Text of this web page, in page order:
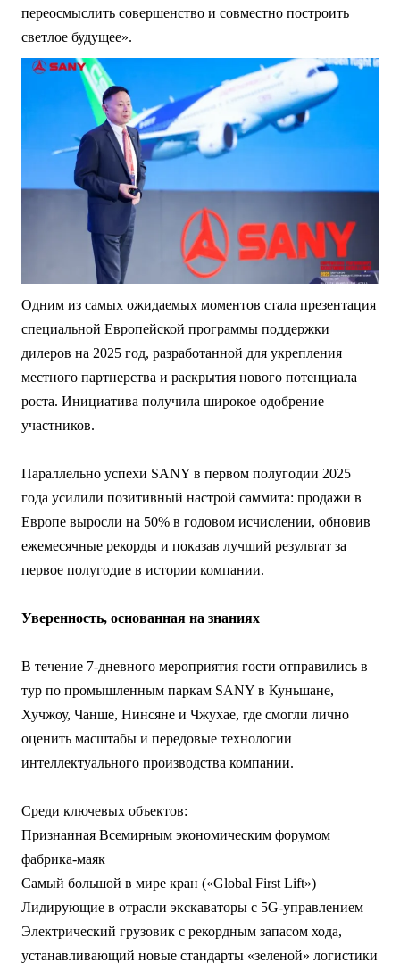
переосмыслить совершенство и совместно построить
светлое будущее».
Одним из самых ожидаемых моментов стала презентация
специальной Европейской программы поддержки
дилеров на 2025 год, разработанной для укрепления
местного партнерства и раскрытия нового потенциала
роста. Инициатива получила широкое одобрение
участников.
Параллельно успехи SANY в первом полугодии 2025
года усилили позитивный настрой саммита: продажи в
Европе выросли на 50% в годовом исчислении, обновив
ежемесячные рекорды и показав лучший результат за
первое полугодие в истории компании.
Уверенность, основанная на знаниях
В течение 7-дневного мероприятия гости отправились в
тур по промышленным паркам SANY в Куньшане,
Хучжоу, Чанше, Нинсяне и Чжухае, где смогли лично
оценить масштабы и передовые технологии
интеллектуального производства компании.
Среди ключевых объектов:
Признанная Всемирным экономическим форумом
фабрика-маяк
Самый большой в мире кран («Global First Lift»)
Лидирующие в отрасли экскаваторы с 5G-управлением
Электрический грузовик с рекордным запасом хода,
устанавливающий новые стандарты «зеленой» логистики